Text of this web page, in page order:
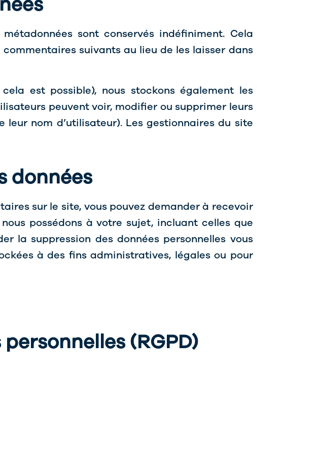
sont conservés indéfiniment. Cela
suivants au lieu de les laisser dans
est possible), nous stockons également les
peuvent voir, modifier ou supprimer leurs
nom d’utilisateur). Les gestionnaires du site
données
sur le site, vous pouvez demander à recevoir
possédons à votre sujet, incluant celles que
la suppression des données personnelles vous
à des fins administratives, légales ou pour
(RGPD)